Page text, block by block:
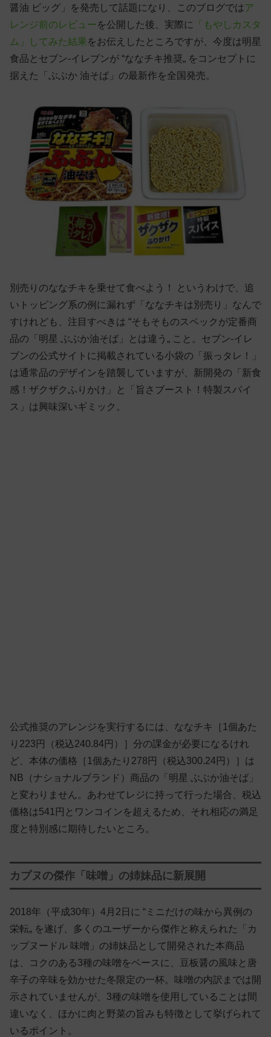
醤油 ビッグ」を発売して話題になり、このブログでは ア
レンジ前のレビューを公開した後、実際に
「もやしカスタ
ム」してみた結果をお伝えしたところですが、今度は明星
食品とセブン-イレブンが “ななチキ推奨„ をコンセプトに
据えた「ぶぶか 油そば」の最新作を全国発売。
別売りのななチキを乗せて食べよう！ というわけで、追
いトッピング系の例に漏れず「ななチキは別売り」なんで
すけれども、注目すべきは “そもそものスペックが定番商
品の「明星 ぶぶか油そば」とは違う„ こと。セブン-イレ
ブンの公式サイトに掲載されている小袋の「振っタレ！」
は通常品のデザインを踏襲していますが、新開発の「新食
感！ザクザクふりかけ」と「旨さブースト！特製スパイ
ス」は興味深いギミック。
公式推奨のアレンジを実行するには、ななチキ［1個あた
り223円（税込240.84円）］分の課金が必要になるけれ
ど、本体の価格［1個あたり278円（税込300.24円）］は
NB（ナショナルブランド）商品の「明星 ぶぶか油そば」
と変わりません。あわせてレジに持って行った場合、税込
価格は541円とワンコインを超えるため、それ相応の満足
度と特別感に期待したいところ。
カプヌの傑作「味噌」の姉妹品に新展開
2018年（平成30年）4月2日に “ミニだけの味から異例の
栄転„ を遂げ、多くのユーザーから傑作と称えられた「カ
ップヌードル 味噌」の姉妹品として開発された本商品
は、コクのある3種の味噌をベースに、豆板醤の風味と唐
辛子の辛味を効かせた冬限定の一杯。味噌の内訳までは開
示されていませんが、3種の味噌を使用していることは間
違いなく、ほかに肉と野菜の旨みも特徴として挙げられて
いるポイント。